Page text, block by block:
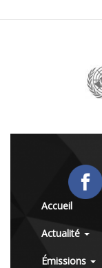
Accueil
Actualité
Émissions